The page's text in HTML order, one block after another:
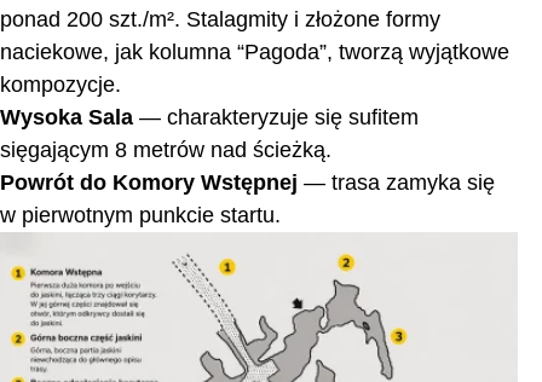
ponad 200 szt./m². Stalagmity i złożone formy
naciekowe, jak kolumna “Pagoda”, tworzą wyjątkowe
kompozycje.
Wysoka Sala — charakteryzuje się sufitem
sięgającym 8 metrów nad ścieżką.
Powrót do Komory Wstępnej — trasa zamyka się
w pierwotnym punkcie startu.